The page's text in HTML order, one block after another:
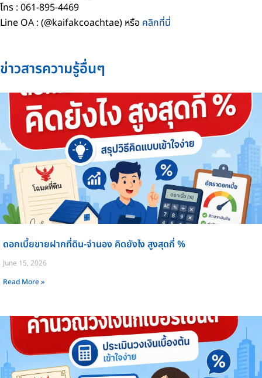
โทร : 061-895-4469
Line OA : (@kaifakcoachtae) หรือ คลิกที่นี่
ข่าวสารความรู้อื่นๆ
ดอกเบี้ยขายฝากที่ดิน-จำนอง คิดยังไง สูงสุดกี่ %
June 15, 2026
Read More »